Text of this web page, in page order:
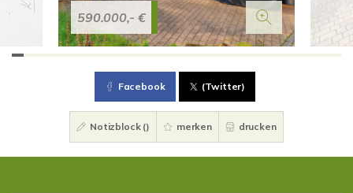
590.000,- €
Facebook (Twitter)
Notizblock () merken drucken